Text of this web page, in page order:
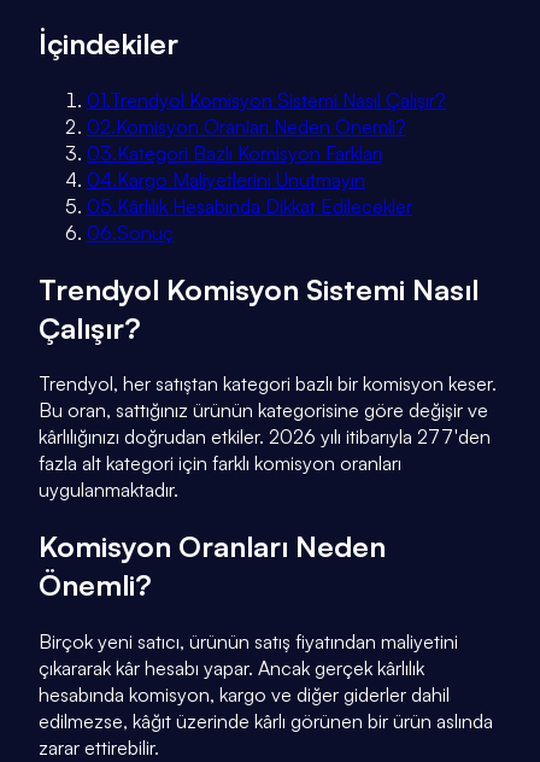
İçindekiler
01.Trendyol Komisyon Sistemi Nasıl Çalışır?
02.Komisyon Oranları Neden Önemli?
03.Kategori Bazlı Komisyon Farkları
04.Kargo Maliyetlerini Unutmayın
05.Kârlılık Hesabında Dikkat Edilecekler
06.Sonuç
Trendyol Komisyon Sistemi Nasıl
Çalışır?
Trendyol, her satıştan kategori bazlı bir komisyon keser.
Bu oran, sattığınız ürünün kategorisine göre değişir ve
kârlılığınızı doğrudan etkiler. 2026 yılı itibarıyla 277'den
fazla alt kategori için farklı komisyon oranları
uygulanmaktadır.
Komisyon Oranları Neden
Önemli?
Birçok yeni satıcı, ürünün satış fiyatından maliyetini
çıkararak kâr hesabı yapar. Ancak gerçek kârlılık
hesabında komisyon, kargo ve diğer giderler dahil
edilmezse, kâğıt üzerinde kârlı görünen bir ürün aslında
zarar ettirebilir.